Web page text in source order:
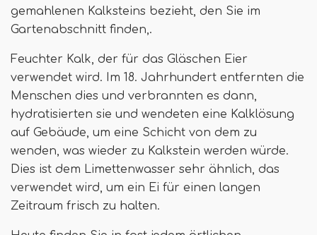
gemahlenen Kalksteins bezieht, den Sie im
Gartenabschnitt finden,.
Feuchter Kalk, der für das Gläschen Eier
verwendet wird. Im 18. Jahrhundert entfernten die
Menschen dies und verbrannten es dann,
hydratisierten sie und wendeten eine Kalklösung
auf Gebäude, um eine Schicht von dem zu
wenden, was wieder zu Kalkstein werden würde.
Dies ist dem Limettenwasser sehr ähnlich, das
verwendet wird, um ein Ei für einen langen
Zeitraum frisch zu halten.